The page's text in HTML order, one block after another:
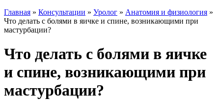
Главная » Консультации » Уролог » Анатомия и физиология »
Что делать с болями в яичке и спине, возникающими при
мастурбации?
Что делать с болями в яичке
и спине, возникающими при
мастурбации?